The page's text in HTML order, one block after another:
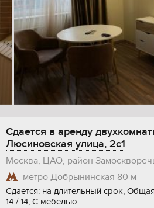
Сдается в аренду
Люсиновская улица, 2с1
Москва, ЦАО, район
метро Добрынинская 80 м
Сдается: на длительный срок,
14 / 14, С мебелью